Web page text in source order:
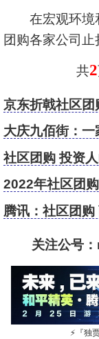
在宏观环境和
团购各家公司止
共2
京东折戟社区团
大庆九佰街：
社区团购 投资
2022年社区团
腾讯：社区团
关注公号
⚡ 『独